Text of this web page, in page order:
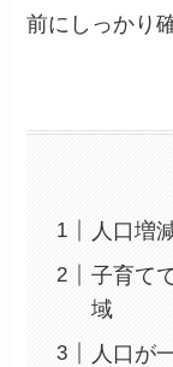
前にしっかり
人口増
子育て
域
人口が